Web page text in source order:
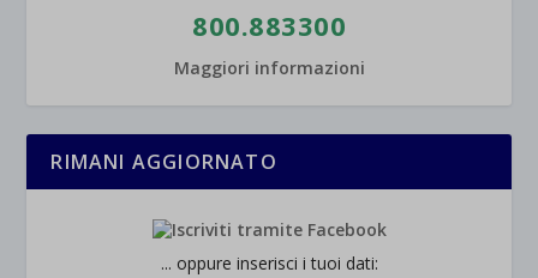
800.883300
Maggiori informazioni
RIMANI AGGIORNATO
... oppure inserisci i tuoi dati: